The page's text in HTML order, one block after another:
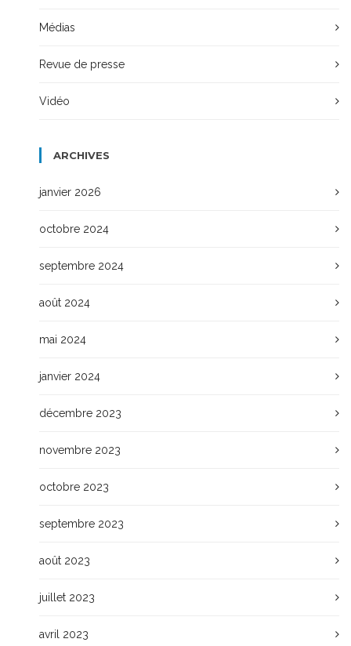
Médias
Revue de presse
Vidéo
ARCHIVES
janvier 2026
octobre 2024
septembre 2024
août 2024
mai 2024
janvier 2024
décembre 2023
novembre 2023
octobre 2023
septembre 2023
août 2023
juillet 2023
avril 2023